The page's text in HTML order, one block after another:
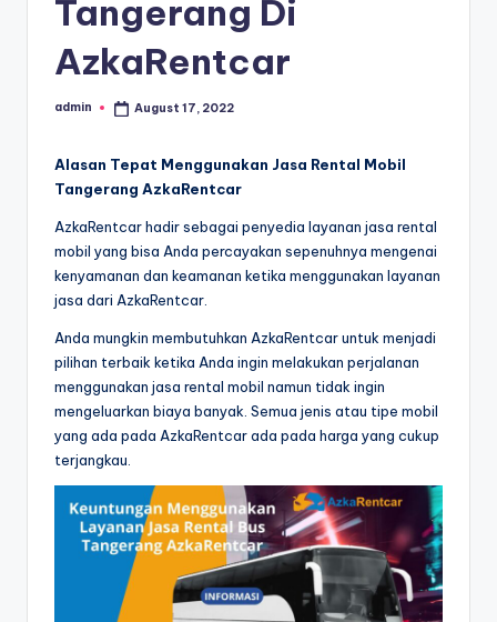
Tangerang Di
AzkaRentcar
Posted
admin August 17, 2022
Alasan Tepat Menggunakan Jasa Rental Mobil
Tangerang AzkaRentcar
AzkaRentcar hadir sebagai penyedia layanan jasa rental
mobil yang bisa Anda percayakan sepenuhnya mengenai
kenyamanan dan keamanan ketika menggunakan layanan
jasa dari AzkaRentcar.
Anda mungkin membutuhkan AzkaRentcar untuk menjadi
pilihan terbaik ketika Anda ingin melakukan perjalanan
menggunakan jasa rental mobil namun tidak ingin
mengeluarkan biaya banyak. Semua jenis atau tipe mobil
yang ada pada AzkaRentcar ada pada harga yang cukup
terjangkau.